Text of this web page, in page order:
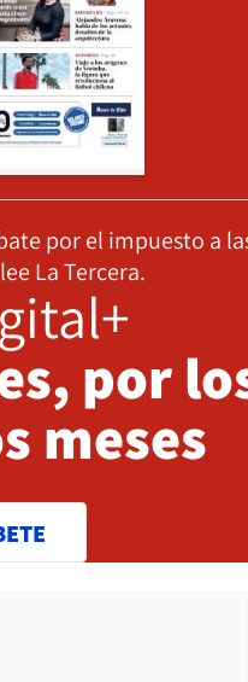
por el impuesto a
La Tercera.
por
meses